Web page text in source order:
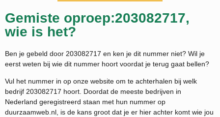
Gemiste oproep:203082717,
wie is het?
Ben je gebeld door 203082717 en ken je dit nummer niet? Wil je
eerst weten bij wie dit nummer hoort voordat je terug gaat bellen?
Vul het nummer in op onze website om te achterhalen bij welk
bedrijf 203082717 hoort. Doordat de meeste bedrijven in
Nederland geregistreerd staan met hun nummer op
duurzaamweb.nl, is de kans groot dat je er hier achter komt wie jou